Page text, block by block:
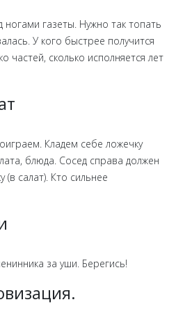
газеты. Нужно так топать
У кого быстрее получится
частей, сколько исполняется лет
Кладем себе ложечку
блюда. Сосед справа должен
(в салат). Кто сильнее
за уши. Берегись!